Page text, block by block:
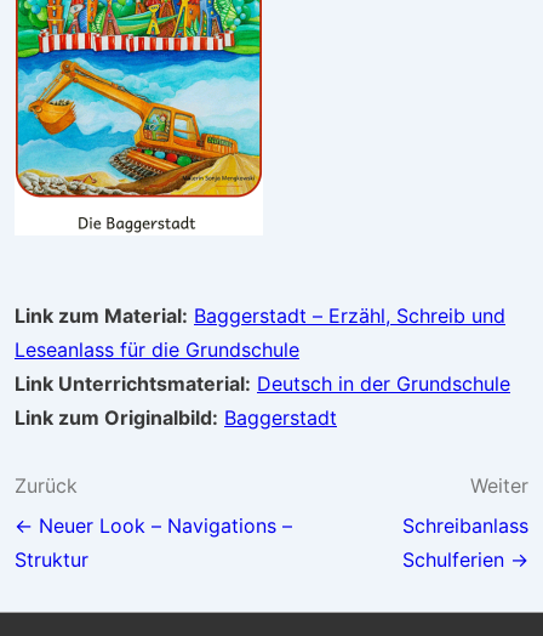
Link zum Material: Baggerstadt – Erzähl, Schreib und
Leseanlass für die Grundschule
Link Unterrichtsmaterial: Deutsch in der Grundschule
Link zum Originalbild: Baggerstadt
Beitragsnavigation
Zurück
← Neuer Look – Navigations –
Struktur
Weiter
Schreibanlass
Schulferien →